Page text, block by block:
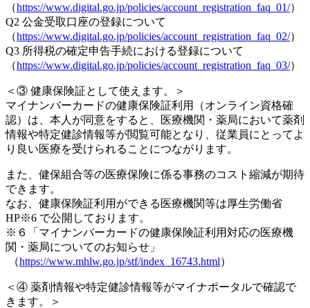
（https://www.digital.go.jp/policies/account_registration_faq_01/）
Q2 公金受取口座の登録について
（https://www.digital.go.jp/policies/account_registration_faq_02/）
Q3 所得税の確定申告手続における登録について
（https://www.digital.go.jp/policies/account_registration_faq_03/）
＜③ 健康保険証として使えます。＞
マイナンバーカードの健康保険証利用（オンライン資格確
認）は、本人が同意をすると、医療機関・薬局において薬剤
情報や特定健診情報等が閲覧可能となり、従業員にとってよ
り良い医療を受けられることにつながります。
また、健保組合等の医療保険に係る事務のコスト縮減が期待
できます。
なお、健康保険証利用ができる医療機関等は厚生労働省
HP※6 で公開しております。
※６「マイナンバーカードの健康保険証利用対応の医療機
関・薬局についてのお知らせ」
（https://www.mhlw.go.jp/stf/index_16743.html）
＜④ 薬剤情報や特定健診情報等がマイナポータルで確認で
きます。＞